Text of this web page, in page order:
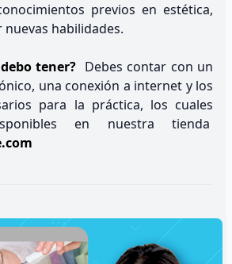
previos en estética,
habilidades.
tener? Debes contar con un
una conexión a internet y los
para la práctica, los cuales
en nuestra tienda
desarrollarás